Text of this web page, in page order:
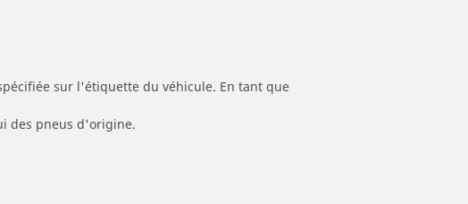
sur l'étiquette du véhicule. En tant que
des pneus d'origine.